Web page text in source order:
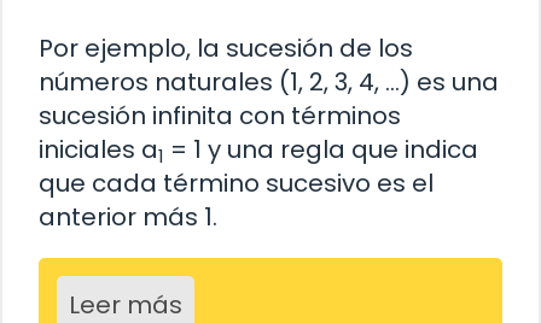
Por ejemplo, la sucesión de los
números naturales (1, 2, 3, 4, …) es una
sucesión infinita con términos
iniciales a1 = 1 y una regla que indica
que cada término sucesivo es el
anterior más 1.
Leer más